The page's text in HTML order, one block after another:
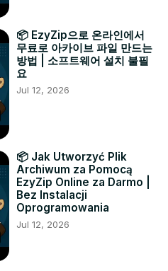
📦 EzyZip으로 온라인에서
무료로 아카이브 파일 만드는
방법 | 소프트웨어 설치 불필
요
Jul 12, 2026
📦 Jak Utworzyć Plik
Archiwum za Pomocą
EzyZip Online za Darmo |
Bez Instalacji
Oprogramowania
Jul 12, 2026